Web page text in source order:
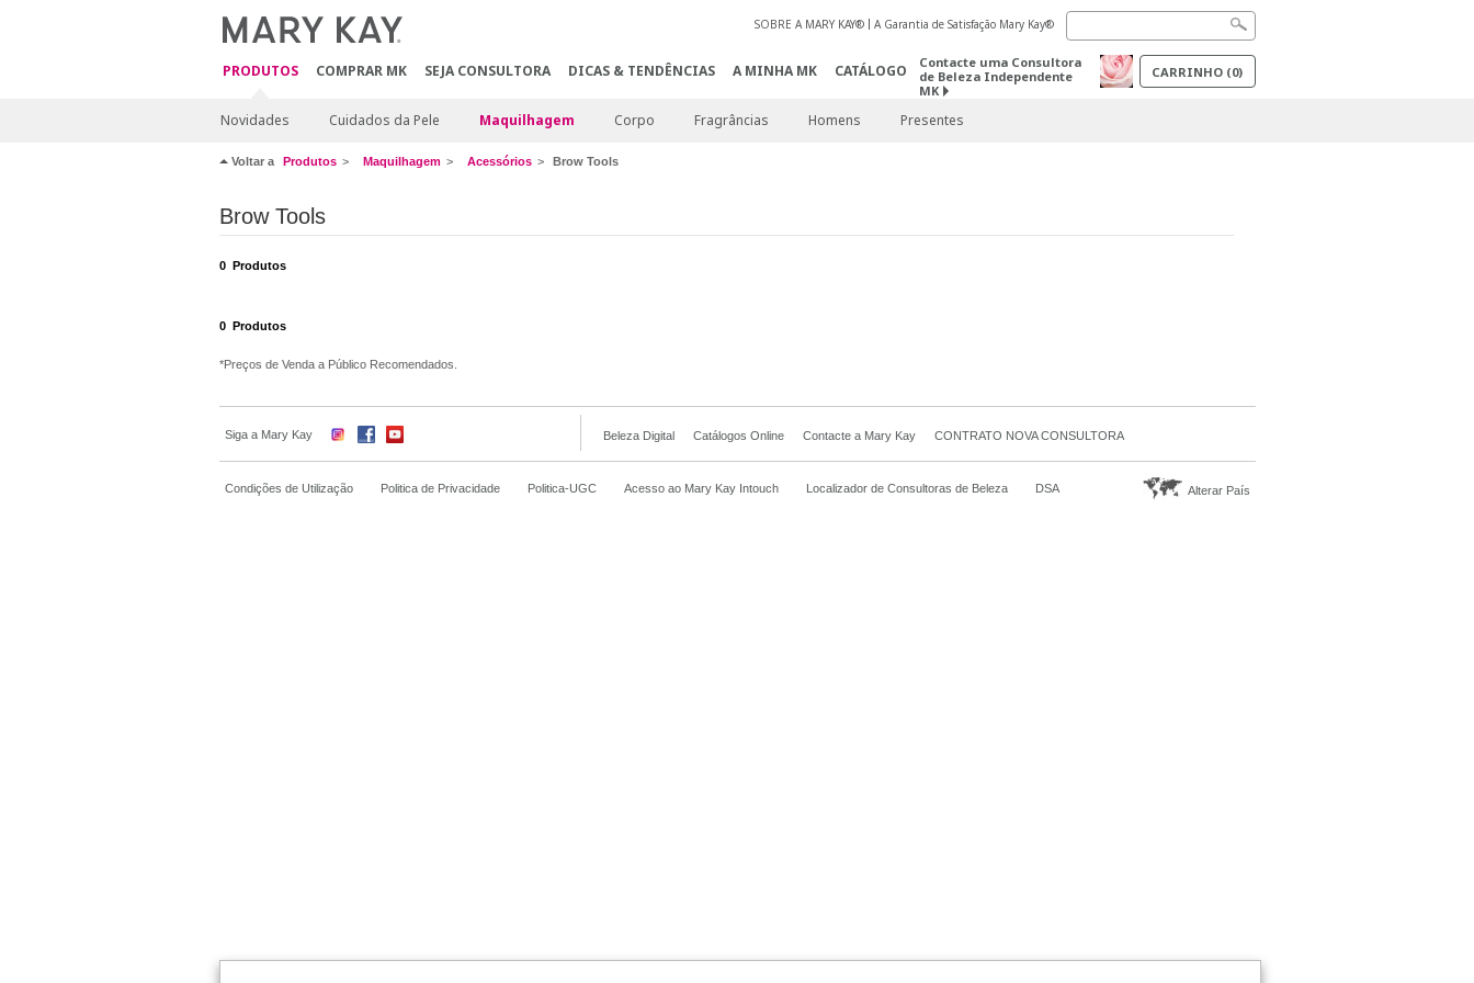
PRODUTOS COMPRAR MK SEJA CONSULTORA DICAS & TENDÊNCIAS A MINHA MK CATÁLOGO
SOBRE A MARY KAY® A Garantia de Satisfação Mary Kay®
Contacte uma Consultora
de Beleza Independente
MK
CARRINHO (0)
Novidades Cuidados da Pele Maquilhagem Corpo Fragrâncias Homens Presentes
Voltar a Produtos Maquilhagem Acessórios Brow Tools
Brow Tools
0Produtos
0Produtos
*Preços de Venda a Público Recomendados.
Siga a Mary Kay Beleza Digital Catálogos Online Contacte a Mary Kay CONTRATO NOVA CONSULTORA
Condições de Utilização Politica de Privacidade Politica-UGC Acesso ao Mary Kay Intouch Localizador de Consultoras de Beleza DSA Alterar País